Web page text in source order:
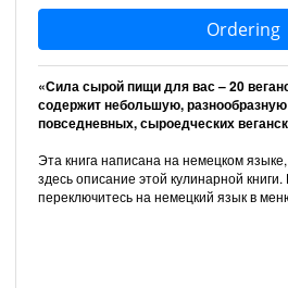
Ordering
«Сила сырой пищи для вас – 20
содержит небольшую,
повседневных, сыроедческих
Эта книга написана на немецком
здесь описание этой кулинарной
переключитесь на немецкий язык в